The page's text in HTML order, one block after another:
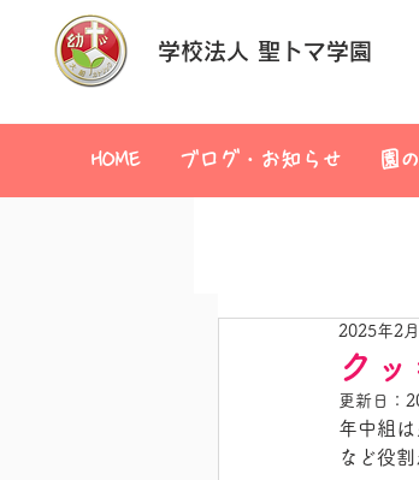
学校法人 聖トマ学園
HOME ブログ・お知らせ 園
ク
2025年2
更新日：
年中組
など役